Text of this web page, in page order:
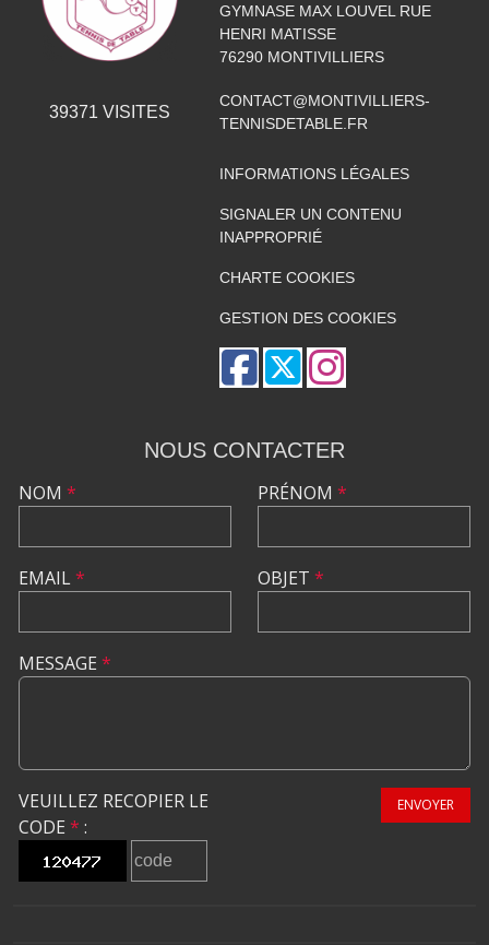
39371 VISITES
GYMNASE MAX LOUVEL RUE
HENRI MATISSE
76290 MONTIVILLIERS
CONTACT@MONTIVILLIERS-
TENNISDETABLE.FR
INFORMATIONS LÉGALES
SIGNALER UN CONTENU
INAPPROPRIÉ
CHARTE COOKIES
GESTION DES COOKIES
NOUS CONTACTER
NOM *
EMAIL*
PRÉNOM *
OBJET *
MESSAGE *
VEUILLEZ RECOPIER LE
CODE * :
ENVOYER